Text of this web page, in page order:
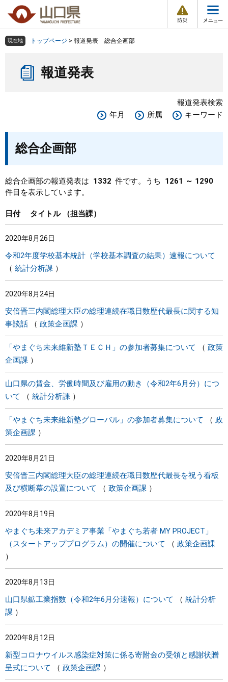
の
ー
メ
組織で探す
Other Languages
くらし・環境
教育・文化・スポーツ
しごと・産業・観光
県政情報
現在地 トップページ > 報道発表 総合企画部
報道発表
報道発表検索
年月
所属 キーワード
総合企画部
総合企画部の報道発表は 1332 件です。うち
1261 ～ 1290
件目を表示しています。
日付 タイトル 担当課
2020年8月26日
令和2年度学校基本統計（学校基本調査の結果）速報について
統計分析課
2020年8月24日
安倍晋三内閣総理大臣の総理連続在職日数歴代最長に関する知
事談話
政策企画課
「やまぐち未来維新塾ＴＥＣＨ」の参加者募集について
政策
企画課
山口県の賃金、労働時間及び雇用の動き（令和2年6月分）につ
いて
統計分析課
「やまぐち未来維新塾グローバル」の参加者募集について
政
策企画課
2020年8月21日
安倍晋三内閣総理大臣の総理連続在職日数歴代最長を祝う看板
及び横断幕の設置について
政策企画課
2020年8月19日
やまぐち未来アカデミア事業「やまぐち若者 MY PROJECT」
（スタートアッププログラム）の開催について
政策企画課
2020年8月13日
山口県鉱工業指数（令和2年6月分速報）について
統計分析
課
2020年8月12日
新型コロナウイルス感染症対策に係る寄附金の受領と感謝状贈
呈式について
政策企画課